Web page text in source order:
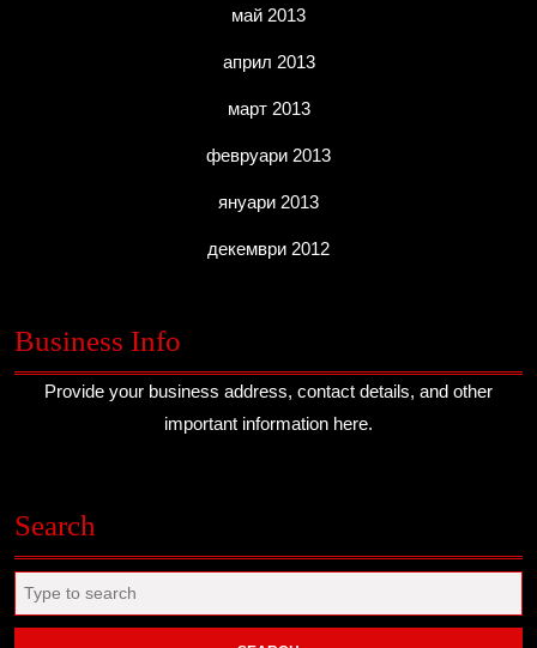
май 2013
април 2013
март 2013
февруари 2013
януари 2013
декември 2012
Business Info
Provide your business address, contact details, and other
important information here.
Search
for: